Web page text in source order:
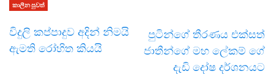
කාලීන පුවත්
විදුලි කප්පාදුව අදින් නිමයි
ඇමති රෝහිත කියයි
පුටින්ගේ තීරණය එක්සත්
ජාතීන්ගේ මහ ලේකම් ගේ
දැඩි දෝෂ දර්ශනයට